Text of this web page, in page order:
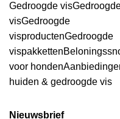
Gedroogde vis
visGedroogde
visproductenGedroogde
vispakketten
voor honden
huiden & gedroogde vis
Nieuwsbrief